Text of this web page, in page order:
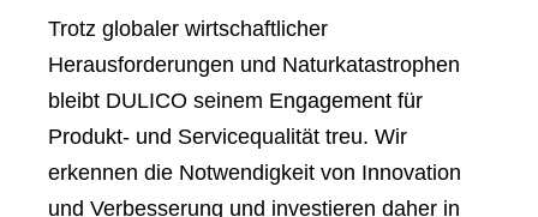
Trotz globaler wirtschaftlicher
Herausforderungen und Naturkatastrophen
bleibt DULICO seinem Engagement für
Produkt- und Servicequalität treu. Wir
erkennen die Notwendigkeit von Innovation
und Verbesserung und investieren daher in